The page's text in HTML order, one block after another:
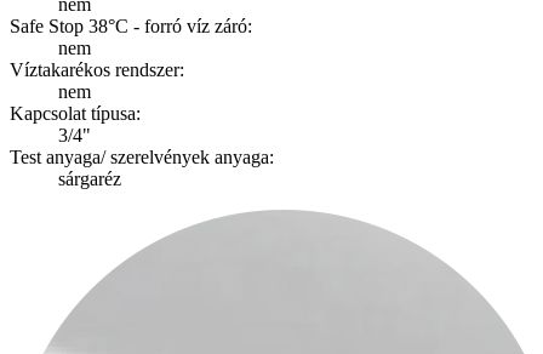
nem
Safe Stop 38°C - forró víz záró:
nem
Víztakarékos rendszer:
nem
Kapcsolat típusa:
3/4"
Test anyaga/ szerelvények anyaga:
sárgaréz